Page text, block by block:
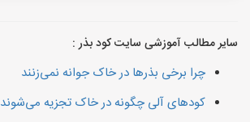
سایر مطالب آموزشی سایت کود بذر :
چرا برخی بذرها در خاک جوانه نمی‌زنند
کودهای آلی چگونه در خاک تجزیه می‌شوند